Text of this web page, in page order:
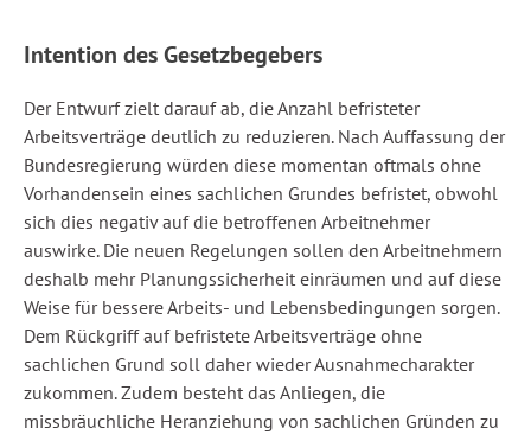
Intention des Gesetzbegebers
Der Entwurf zielt darauf ab, die Anzahl befristeter
Arbeitsverträge deutlich zu reduzieren. Nach Auffassung der
Bundesregierung würden diese momentan oftmals ohne
Vorhandensein eines sachlichen Grundes befristet, obwohl
sich dies negativ auf die betroffenen Arbeitnehmer
auswirke. Die neuen Regelungen sollen den Arbeitnehmern
deshalb mehr Planungssicherheit einräumen und auf diese
Weise für bessere Arbeits- und Lebensbedingungen sorgen.
Dem Rückgriff auf befristete Arbeitsverträge ohne
sachlichen Grund soll daher wieder Ausnahmecharakter
zukommen. Zudem besteht das Anliegen, die
missbräuchliche Heranziehung von sachlichen Gründen zu